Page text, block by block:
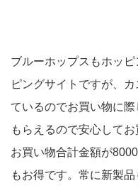
ブルーホップスもホッ
ピングサイトですが、
ているのでお買い物に
もらえるので安心して
お買い物合計金額が
もお得です。常に新製